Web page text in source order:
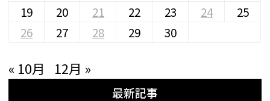
19
20 21 22 23 24
25
26
27 28 29 30
« 10月 12月 »
最新記事